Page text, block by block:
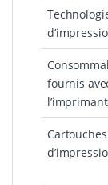
fournis
Cartouches